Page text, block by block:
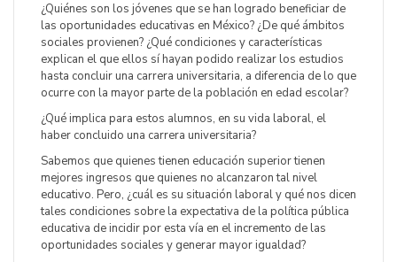
¿Quiénes son los jóvenes que se han logrado beneficiar de
las oportunidades educativas en México? ¿De qué ámbitos
sociales provienen? ¿Qué condiciones y características
explican el que ellos sí hayan podido realizar los estudios
hasta concluir una carrera universitaria, a diferencia de lo que
ocurre con la mayor parte de la población en edad escolar?
¿Qué implica para estos alumnos, en su vida laboral, el
haber concluido una carrera universitaria?
Sabemos que quienes tienen educación superior tienen
mejores ingresos que quienes no alcanzaron tal nivel
educativo. Pero, ¿cuál es su situación laboral y qué nos dicen
tales condiciones sobre la expectativa de la política pública
educativa de incidir por esta vía en el incremento de las
oportunidades sociales y generar mayor igualdad?